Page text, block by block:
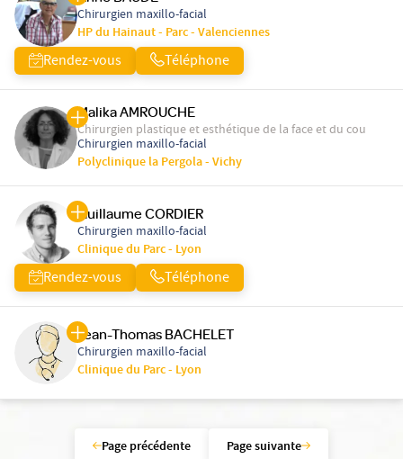
Chirurgien maxillo-facial
HP du Hainaut - Parc - Valenciennes
Rendez-vous Téléphone
Malika AMROUCHE
Chirurgien plastique et esthétique de la face et du cou
Chirurgien maxillo-facial
Polyclinique la Pergola - Vichy
Guillaume CORDIER
Chirurgien maxillo-facial
Clinique du Parc - Lyon
Rendez-vous Téléphone
Jean-Thomas BACHELET
Chirurgien maxillo-facial
Clinique du Parc - Lyon
Page précédente Page suivante